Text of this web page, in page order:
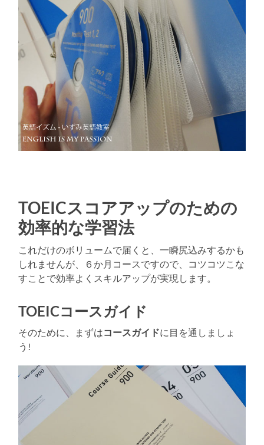
TOEICスコアアップのための
効率的な学習法
これだけのボリュームで届くと、一瞬尻込みするかも
しれませんが、６か月コースですので、コツコツこな
すことで効率よくスキルアップが実現します。
TOEICコースガイド
そのために、まずはコースガイドに目を通しましょ
う!